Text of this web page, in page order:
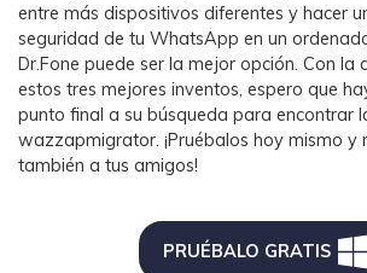
entre más dispositivos diferentes y hacer
seguridad de tu WhatsApp en un
Dr.Fone puede ser la mejor opción. Con la
estos tres mejores inventos, espero que
punto final a su búsqueda para encontrar
wazzapmigrator. ¡Pruébalos hoy mismo y
también a tus amigos!
PRUÉBALO GRATIS󠀲󠀩󠀡󠀠󠀡󠀠󠀣󠀥󠀳